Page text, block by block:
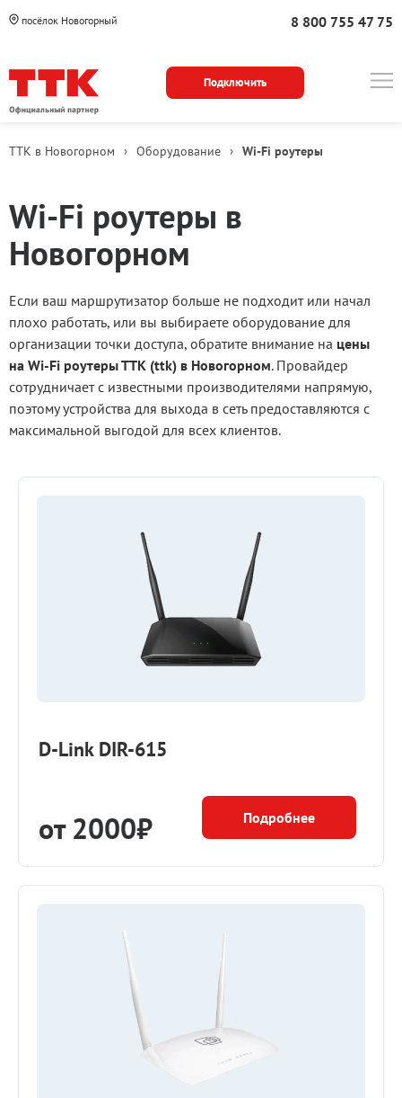
посёлок Новогорный 8 800 755 47 75
Подключить
ТТК в Новогорном › Оборудование › Wi-Fi роутеры
Wi-Fi роутеры в
Новогорном
Если ваш маршрутизатор больше не подходит или начал
плохо работать, или вы выбираете оборудование для
организации точки доступа, обратите внимание на цены
на Wi-Fi роутеры ТТК (ttk) в Новогорном. Провайдер
сотрудничает с известными производителями напрямую,
поэтому устройства для выхода в сеть предоставляются с
максимальной выгодой для всех клиентов.
D-Link DIR-615
от 2000₽ Подробнее